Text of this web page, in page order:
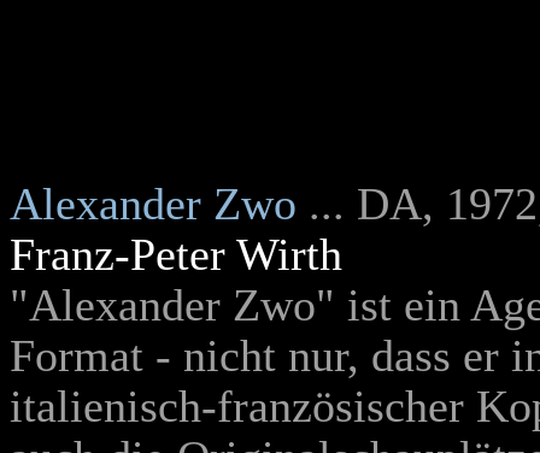
Alexander Zwo ... DA,
Franz-Peter Wirth
"Alexander Zwo" ist ein
Format - nicht nur, dass er
italienisch-französischer